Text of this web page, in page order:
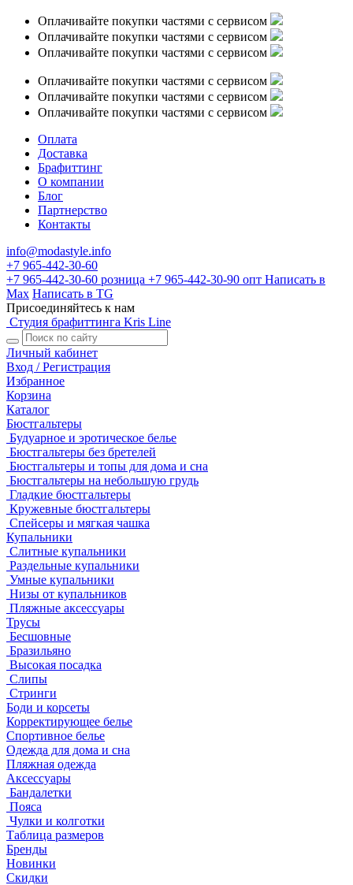
Оплачивайте покупки частями с сервисом
Оплачивайте покупки частями с сервисом
Оплачивайте покупки частями с сервисом
Оплачивайте покупки частями с сервисом
Оплачивайте покупки частями с сервисом
Оплачивайте покупки частями с сервисом
Оплата
Доставка
Брафиттинг
О компании
Блог
Партнерство
Контакты
info@modastyle.info
+7 965-442-30-60
+7 965-442-30-60 розница +7 965-442-30-90 опт Написать в
Max Написать в TG
Присоединяйтесь к нам
Студия брафиттинга Kris Line
Личный кабинет
Вход / Регистрация
Избранное
Корзина
Каталог
Бюстгальтеры
Будуарное и эротическое белье
Бюстгальтеры без бретелей
Бюстгальтеры и топы для дома и сна
Бюстгальтеры на небольшую грудь
Гладкие бюстгальтеры
Кружевные бюстгальтеры
Спейсеры и мягкая чашка
Купальники
Слитные купальники
Раздельные купальники
Умные купальники
Низы от купальников
Пляжные аксессуары
Трусы
Бесшовные
Бразильяно
Высокая посадка
Слипы
Стринги
Боди и корсеты
Корректирующее белье
Спортивное белье
Одежда для дома и сна
Пляжная одежда
Аксессуары
Бандалетки
Пояса
Чулки и колготки
Таблица размеров
Бренды
Новинки
Скидки